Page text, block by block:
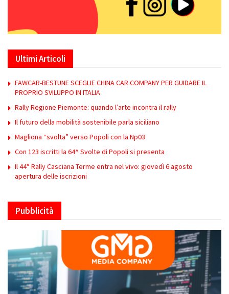
Ultimi Articoli
FAWCAR-BESTUNE SCEGLIE CHINA CAR COMPANY PER GUIDARE IL
PROPRIO SVILUPPO IN ITALIA
Rally Regione Piemonte: quando l’arte incontra il rally
Il futuro della mobilità sostenibile parla siciliano
Magliona “svolta” verso Popoli con la Np03
Con 123 iscritti la 64^ Svolte di Popoli si presenta
Il 44° Rally Casciana Terme entra nel vivo: giovedì 6 agosto
apertura delle iscrizioni
Pubblicità